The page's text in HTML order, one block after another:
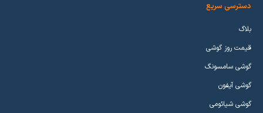
دسترسی سریع
بلاگ
قیمت روز گوشی
گوشی سامسونگ
گوشی آیفون
گوشی شیائومی